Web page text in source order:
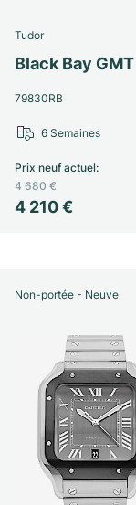
Tudor
Black Bay GMT
79830RB
4 210 €
Prix neuf actuel:
4 680 €
6 Semaines
Non-portée - Neuve